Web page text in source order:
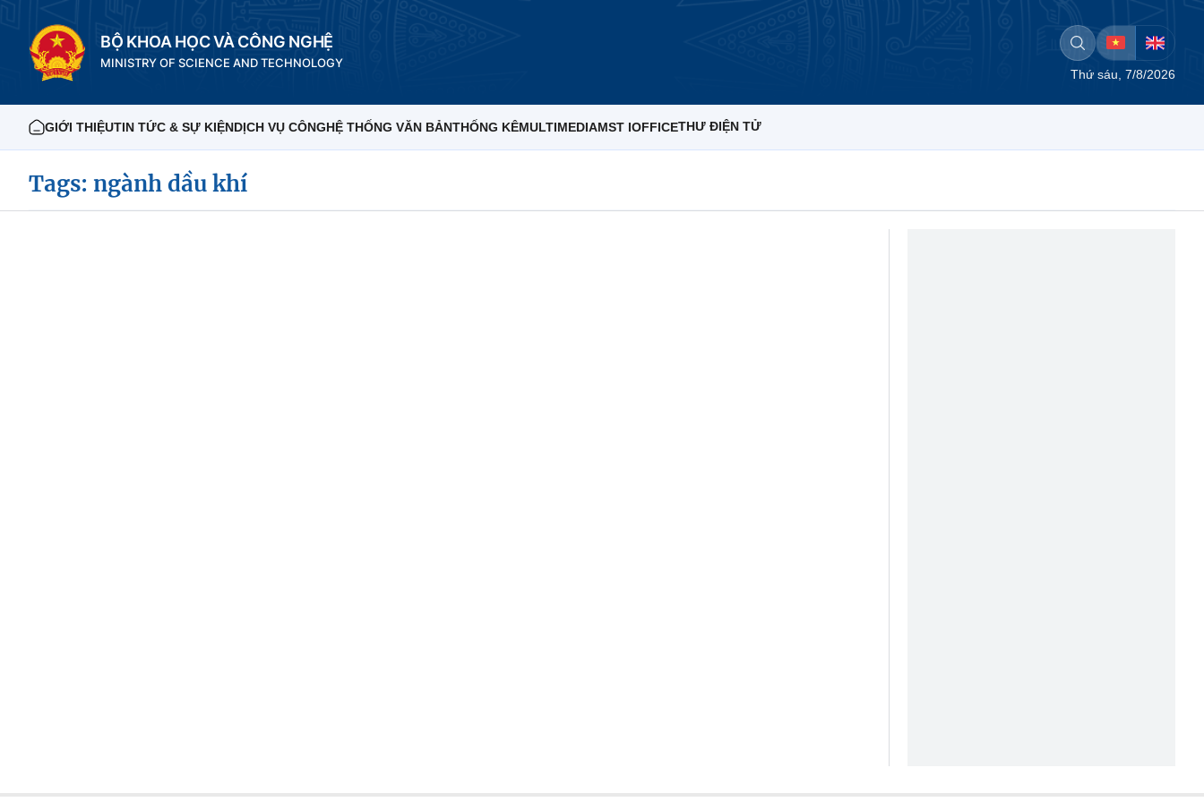
BỘ KHOA HỌC VÀ CÔNG NGHỆ
MINISTRY OF SCIENCE AND TECHNOLOGY
Thứ sáu, 7/8/2026
GIỚI THIỆUTIN TỨC & SỰ KIỆNDỊCH VỤ CÔNGHỆ THỐNG VĂN BẢNTHỐNG KÊMULTIMEDIAMST IOFFICETHƯ ĐIỆN TỬ
Tags: ngành dầu khí